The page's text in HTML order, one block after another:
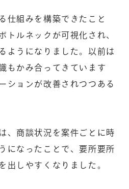
仕組みを構築できたこと
トルネックが可視化され、
ようになりました。以前は
もかみ合ってきています
ションが改善されつつある
、商談状況を案件ごとに時
になったことで、要所要所
出しやすくなりました。